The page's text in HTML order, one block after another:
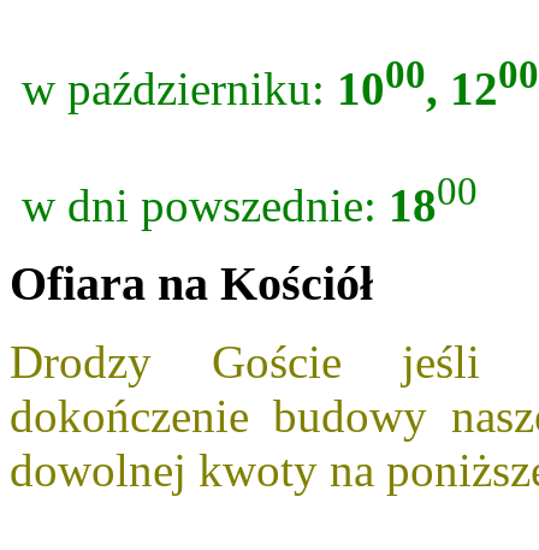
w październiku: 1000, 1200
w dni powszednie: 1800
Ofiara na Kościół
Drodzy Goście jeśli
dokończenie budowy
dowolnej kwoty na